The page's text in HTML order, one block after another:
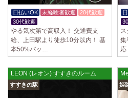
制服あり、ノルマ、罰金なし 高額報酬
厚い福利厚生を完備しております！ぜ
2025/04/08[勝川駅]
Cat’s (キャッツ)
18歳以上（高校生不可） オープンニン
2025/04/05
日払いOK 未経験者歓迎
20代歓迎
30代歓迎
やる気次第で高収入！ 交通費支
給、上田駅より徒歩10分以内！ 基
本50%バッ…
集
応
LEON (レオン) すすきのルーム
すすきの駅 姫